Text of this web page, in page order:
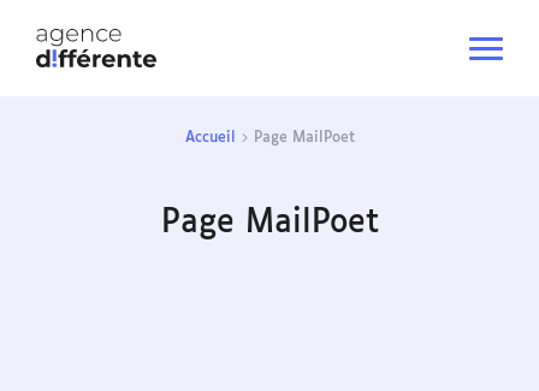
Accueil Page MailPoet
Page MailPoet